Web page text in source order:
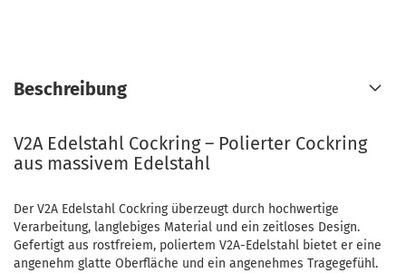
Beschreibung
V2A Edelstahl Cockring – Polierter Cockring
aus massivem Edelstahl
Der V2A Edelstahl Cockring überzeugt durch hochwertige
Verarbeitung, langlebiges Material und ein zeitloses Design.
Gefertigt aus rostfreiem, poliertem V2A-Edelstahl bietet er eine
angenehm glatte Oberfläche und ein angenehmes Tragegefühl.